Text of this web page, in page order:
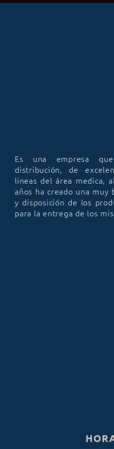
Es una empresa
distribución, de
lineas del área medica,
años ha creado una muy
y disposición de los
para la entrega de los